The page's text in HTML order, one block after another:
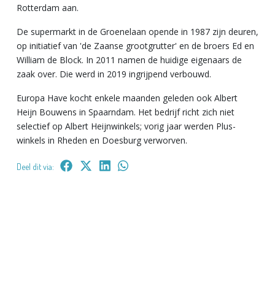
Rotterdam aan.
De supermarkt in de Groenelaan opende in 1987 zijn deuren,
op initiatief van 'de Zaanse grootgrutter' en de broers Ed en
William de Block. In 2011 namen de huidige eigenaars de
zaak over. Die werd in 2019 ingrijpend verbouwd.
Europa Have kocht enkele maanden geleden ook Albert
Heijn Bouwens in Spaarndam. Het bedrijf richt zich niet
selectief op Albert Heijnwinkels; vorig jaar werden Plus-
winkels in Rheden en Doesburg verworven.
Deel dit via: